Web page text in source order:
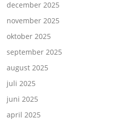
december 2025
november 2025
oktober 2025
september 2025
august 2025
juli 2025
juni 2025
april 2025